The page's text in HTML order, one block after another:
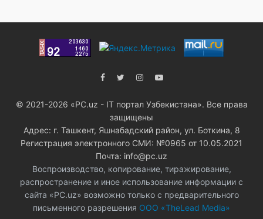
© 2021-2026 «PC.uz - IT портал Узбекистана». Все права
защищены
Адрес: г. Ташкент, Яшнабадский район, ул. Боткина, 8
Регистрация электронного СМИ: №0965 от 10.05.2021
Почта: info@pc.uz
Воспроизводство, копирование, тиражирование,
распространение и иное использование информации с
сайта «PC.uz» возможно только с предварительного
письменного разрешения ООО «TheLead Media»